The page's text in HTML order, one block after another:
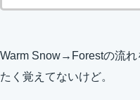
Warm Snow→Forestの流れ
たく覚えてないけど。